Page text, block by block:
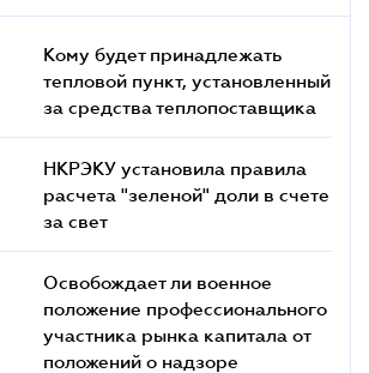
Кому будет принадлежать
тепловой пункт, установленный
за средства теплопоставщика
НКРЭКУ установила правила
расчета "зеленой" доли в счете
за свет
Освобождает ли военное
положение профессионального
участника рынка капитала от
положений о надзоре